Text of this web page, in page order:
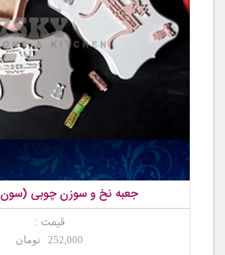
جعبه نخ و سوزن چوبی
قیمت :
252,000 تومان